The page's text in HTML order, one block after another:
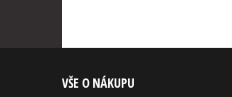
VŠE O NÁKUPU